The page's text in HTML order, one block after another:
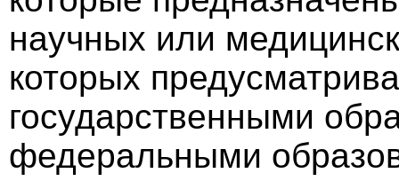
научных или
которых
государственными
федеральными